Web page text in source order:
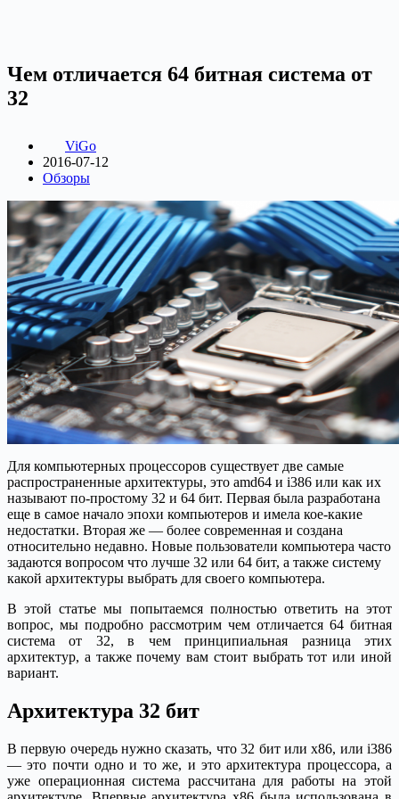
Чем отличается 64 битная система от
32
ViGo
2016-07-12
Обзоры
Для компьютерных процессоров существует две самые
распространенные архитектуры, это amd64 и i386 или как их
называют по-простому 32 и 64 бит. Первая была разработана
еще в самое начало эпохи компьютеров и имела кое-какие
недостатки. Вторая же — более современная и создана
относительно недавно. Новые пользователи компьютера часто
задаются вопросом что лучше 32 или 64 бит, а также систему
какой архитектуры выбрать для своего компьютера.
В этой статье мы попытаемся полностью ответить на этот
вопрос, мы подробно рассмотрим чем отличается 64 битная
система от 32, в чем принципиальная разница этих
архитектур, а также почему вам стоит выбрать тот или иной
вариант.
Архитектура 32 бит
В первую очередь нужно сказать, что 32 бит или x86, или i386
— это почти одно и то же, и это архитектура процессора, а
уже операционная система рассчитана для работы на этой